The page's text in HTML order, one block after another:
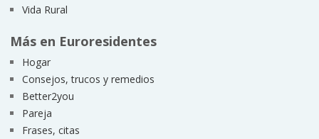
Vida Rural
Más en Euroresidentes
Hogar
Consejos, trucos y remedios
Better2you
Pareja
Frases, citas